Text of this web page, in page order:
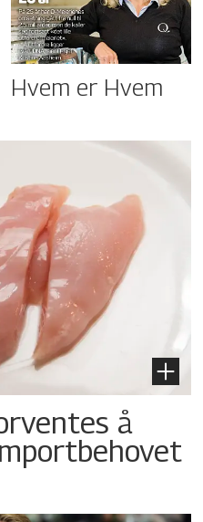
Hvem er Hvem
å